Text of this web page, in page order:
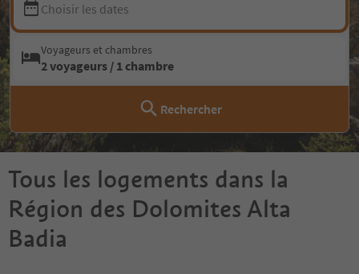
Choisir les dates
Voyageurs et chambres
2 voyageurs / 1 chambre
Rechercher
Tous les logements dans la
Région des Dolomites Alta
Badia